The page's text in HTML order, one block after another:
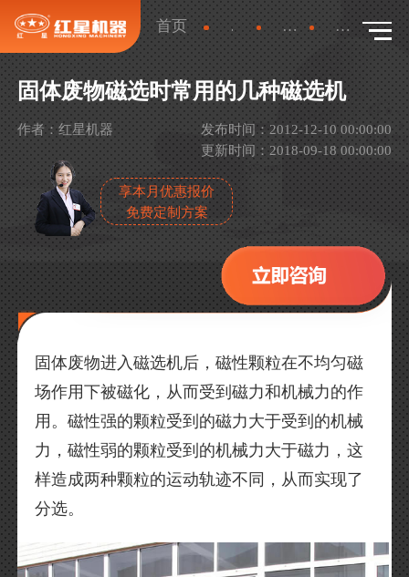
首页 新闻 产品新闻 详情
固体废物磁选时常用的几种磁选机
作者：红星机器
发布时间：2012-12-10 00:00:00
更新时间：2018-09-18 00:00:00
享本月优惠报价
免费定制方案
固体废物进入磁选机后，磁性颗粒在不均匀磁
场作用下被磁化，从而受到磁力和机械力的作
用。磁性强的颗粒受到的磁力大于受到的机械
力，磁性弱的颗粒受到的机械力大于磁力，这
样造成两种颗粒的运动轨迹不同，从而实现了
分选。